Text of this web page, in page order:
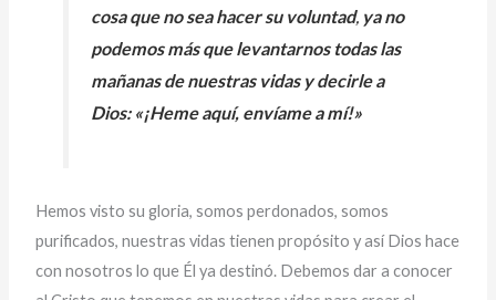
cosa que no sea hacer su voluntad,ya no
podemos más que levantarnos todas las
mañanas de nuestras vidas y decirle a
Dios: «¡Heme aquí, envíame a mí!»
Hemos visto su gloria, somos perdonados, somos
purificados, nuestras vidas tienen propósito y así Dios hace
con nosotros lo que Él ya destinó. Debemos dar a conocer